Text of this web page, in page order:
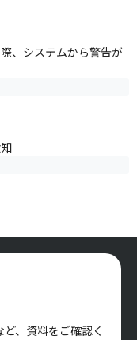
、システムから警告が
、資料をご確認く